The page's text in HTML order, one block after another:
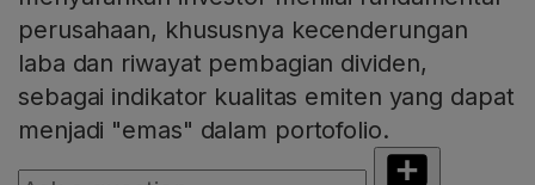
perusahaan, khususnya kecenderungan
laba dan riwayat pembagian dividen,
sebagai indikator kualitas emiten yang dapat
menjadi "emas" dalam portofolio.